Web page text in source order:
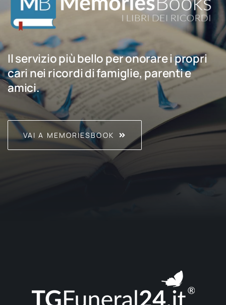
Il servizio più bello per onorare i propri
cari nei ricordi di famiglie, parenti e
amici.
VAI A MEMORIESBOOK